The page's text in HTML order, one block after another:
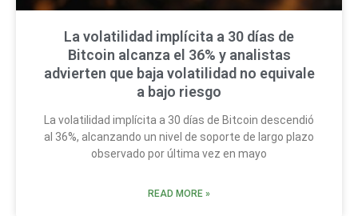
La volatilidad implícita a 30 días de
Bitcoin alcanza el 36% y analistas
advierten que baja volatilidad no equivale
a bajo riesgo
La volatilidad implícita a 30 días de Bitcoin descendió
al 36%, alcanzando un nivel de soporte de largo plazo
observado por última vez en mayo
READ MORE »